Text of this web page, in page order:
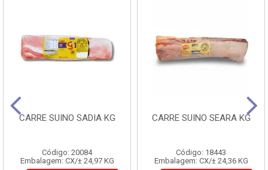
CARRE SUINO SADIA KG
Código: 20084
Embalagem: CX/± 24,97 KG
CARRE SUINO SEARA KG
Código: 18443
Embalagem: CX/± 24,36 KG